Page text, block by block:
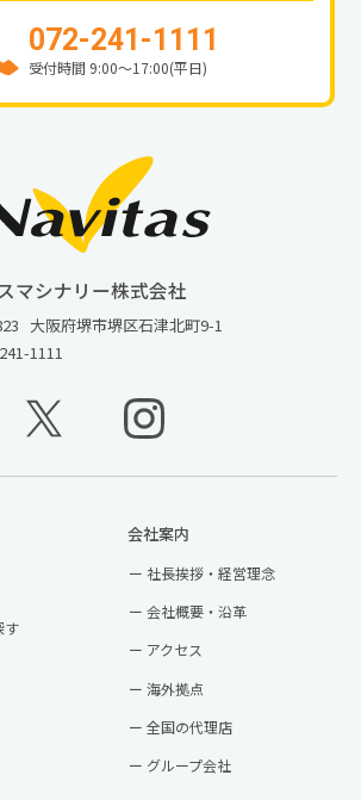
072-241-1111
受付時間 9:00〜17:00(平日)
マシナリー株式会社
大阪府堺市堺区石津北町9-1
1111
す
会社案内
社長挨拶・経営理念
会社概要・沿革
アクセス
海外拠点
全国の代理店
グループ会社